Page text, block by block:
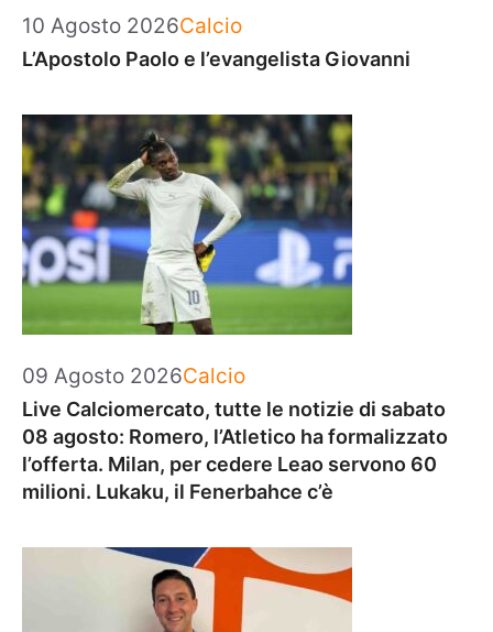
10 Agosto 2026Categorie
Calcio
L’Apostolo Paolo e l’evangelista Giovanni
09 Agosto 2026Categorie
Calcio
Live Calciomercato, tutte le notizie di sabato
08 agosto: Romero, l’Atletico ha formalizzato
l’offerta. Milan, per cedere Leao servono 60
milioni. Lukaku, il Fenerbahce c’è